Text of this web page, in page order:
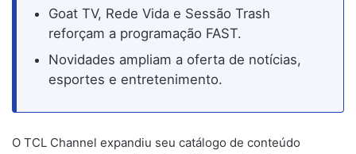
Goat TV, Rede Vida e Sessão Trash
reforçam a programação FAST.
Novidades ampliam a oferta de notícias,
esportes e entretenimento.
O TCL Channel expandiu seu catálogo de conteúdo